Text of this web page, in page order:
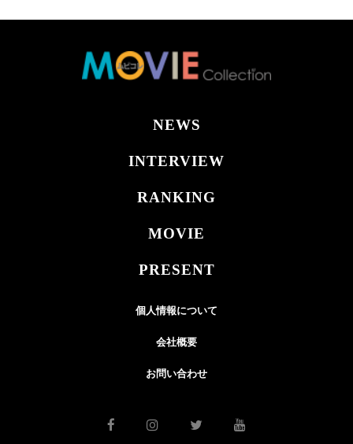
NEWS
INTERVIEW
RANKING
MOVIE
PRESENT
個人情報について
会社概要
お問い合わせ